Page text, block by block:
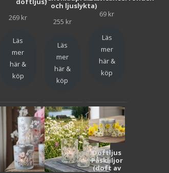
269 kr
Läs
mer
här &
köp
och ljuslykta)
255 kr
Läs
mer
här &
köp
69 kr
Läs
mer
här &
köp
Doftljus
Påskliljor
(doft av